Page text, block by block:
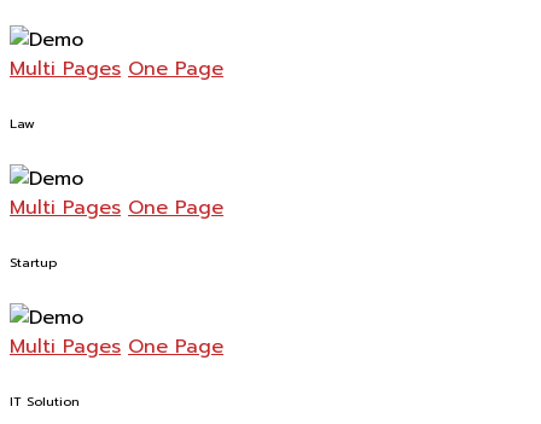
Multi Pages One Page
Law
Multi Pages One Page
Startup
Multi Pages One Page
IT Solution